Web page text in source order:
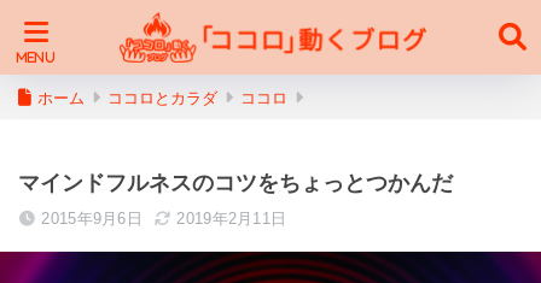
ホーム ココロとカラダ ココロ
マインドフルネスのコツをちょっとつかんだ
2015年9月6日 2019年2月11日